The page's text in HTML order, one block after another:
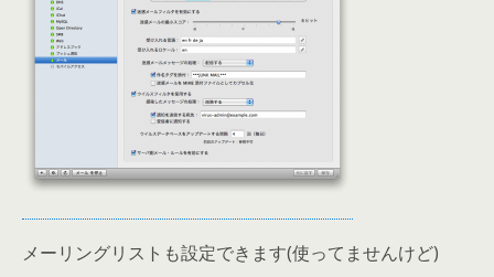
メーリングリストも設定できます(使ってませんけど)